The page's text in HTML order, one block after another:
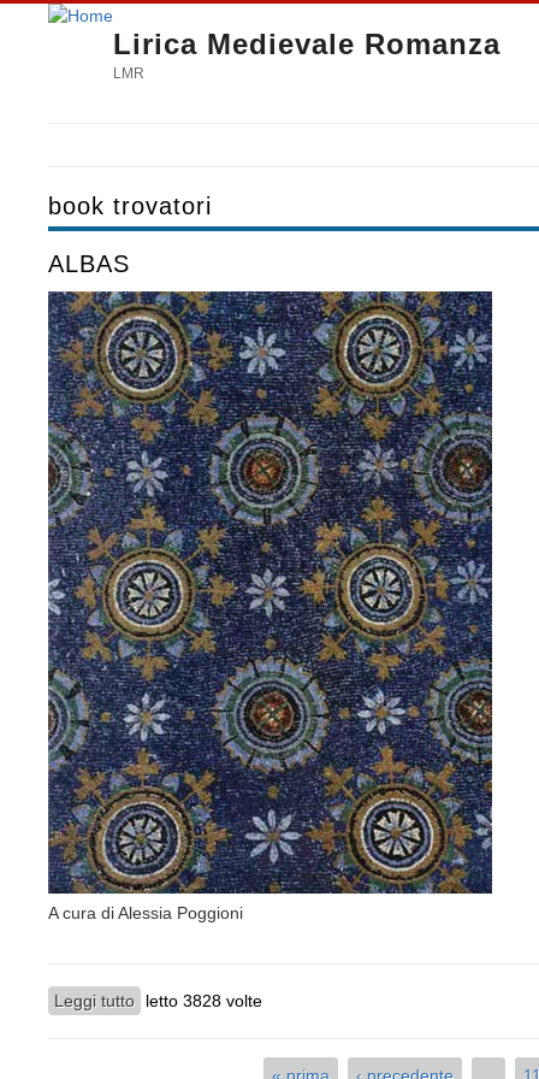
Lirica Medievale Romanza
LMR
book trovatori
ALBAS
A cura di Alessia Poggioni
Leggi tutto su ALBAS
letto 3828 volte
« prima ‹ precedente